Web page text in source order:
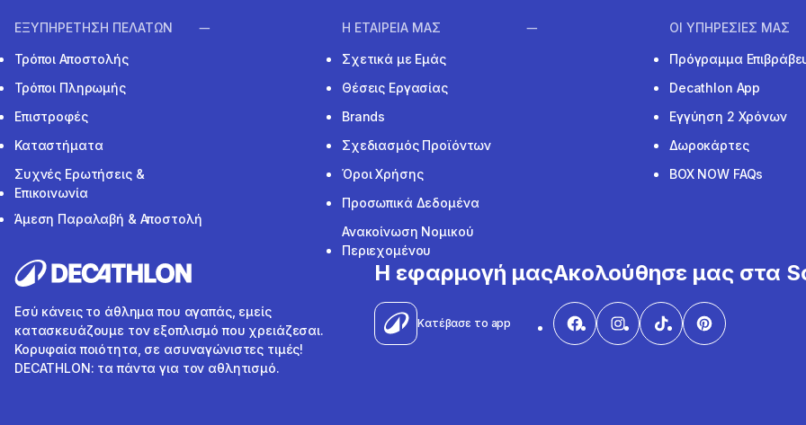
ΕΞΥΠΗΡΕΤΗΣΗ ΠΕΛΑΤΩΝ
Τρόποι Αποστολής
Τρόποι Πληρωμής
Επιστροφές
Καταστήματα
Συχνές Ερωτήσεις &
Επικοινωνία
Άμεση Παραλαβή & Αποστολή
Η ΕΤΑΙΡΕΙΑ ΜΑΣ
Σχετικά με Εμάς
Θέσεις Εργασίας
Brands
Σχεδιασμός Προϊόντων
Όροι Χρήσης
Προσωπικά Δεδομένα
Ανακοίνωση Νομικού
Περιεχομένου
ΟΙ ΥΠΗΡΕΣΙΕΣ ΜΑΣ
Πρόγραμμα
Decathlon App
Εγγύηση 2 Χρόνων
Δωροκάρτες
BOX NOW FAQs
Εσύ κάνεις το άθλημα που αγαπάς, εμείς
κατασκευάζουμε τον εξοπλισμό που χρειάζεσαι.
Κορυφαία ποιότητα, σε ασυναγώνιστες τιμές!
DECATHLON: τα πάντα για τον αθλητισμό.
Η εφαρμογή μας
Κατέβασε το app
Ακολούθησε μας στα